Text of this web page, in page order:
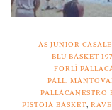
AS JUNIOR
BLU BASKET
FORLÌ
PALL.
PALLACANESTRO
PISTOIA BASKET,